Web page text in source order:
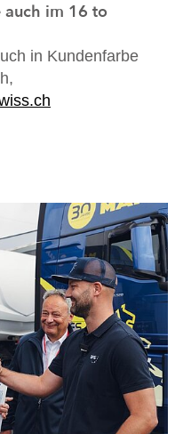
auch im 16 to
in Kundenfarbe